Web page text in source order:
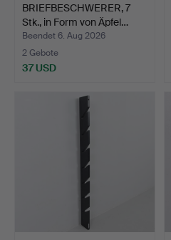
BRIEFBESCHWERER, 7
Stk., in Form von Äpfel…
Beendet 6. Aug 2026
2 Gebote
37 USD